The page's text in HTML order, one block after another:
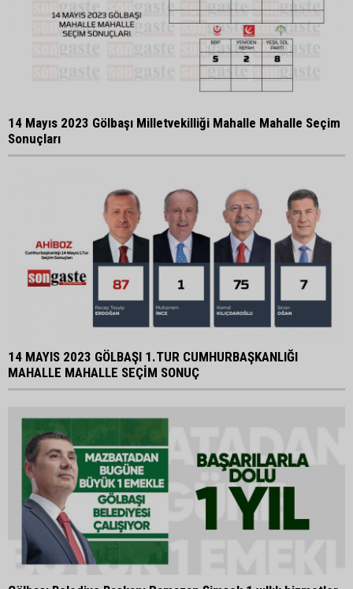
14 Mayıs 2023 Gölbaşı Milletvekilliği Mahalle Mahalle Seçim
Sonuçları
14 MAYIS 2023 GÖLBAŞI 1.TUR CUMHURBAŞKANLIĞI
MAHALLE MAHALLE SEÇİM SONUÇ